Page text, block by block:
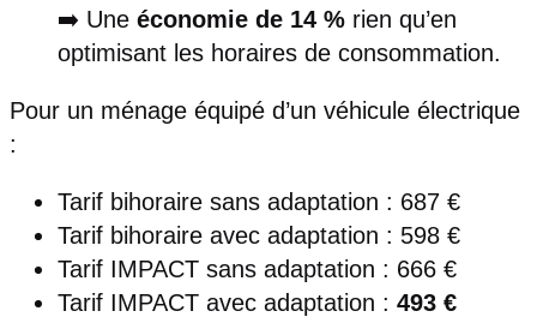
➡️ Une économie de 14 % rien qu’en
optimisant les horaires de consommation.
Pour un ménage équipé d’un véhicule électrique
:
Tarif bihoraire sans adaptation : 687 €
Tarif bihoraire avec adaptation : 598 €
Tarif IMPACT sans adaptation : 666 €
Tarif IMPACT avec adaptation : 493 €